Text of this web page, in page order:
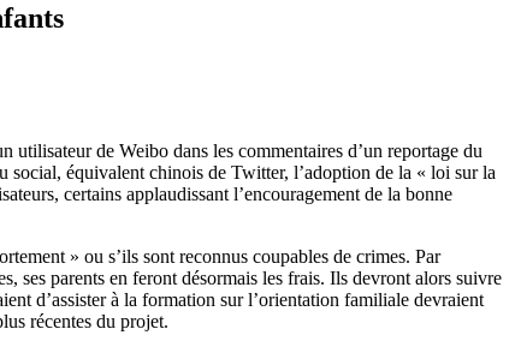
utilisateur de Weibo dans les commentaires d’un reportage du
social, équivalent chinois de Twitter, l’adoption de la « loi sur la
certains applaudissant l’encouragement de la bonne
» ou s’ils sont reconnus coupables de crimes. Par
ses parents en feront désormais les frais. Ils devront alors suivre
d’assister à la formation sur l’orientation familiale devraient
récentes du projet.